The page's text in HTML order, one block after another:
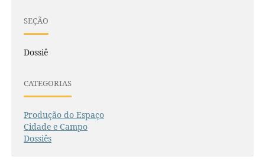
SEÇÃO
Dossiê
CATEGORIAS
Produção do Espaço
Cidade e Campo
Dossiês